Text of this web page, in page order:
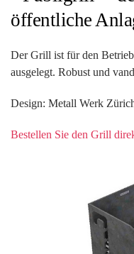
öffentliche
Der Grill ist für den
ausgelegt. Robust und
Design: Metall Werk
Bestellen Sie den Grill